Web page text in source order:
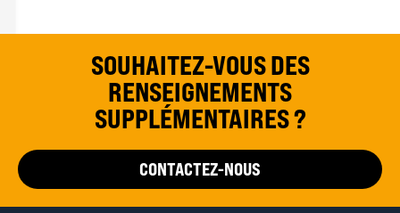
SOUHAITEZ-VOUS DES
RENSEIGNEMENTS
SUPPLÉMENTAIRES ?
CONTACTEZ-NOUS